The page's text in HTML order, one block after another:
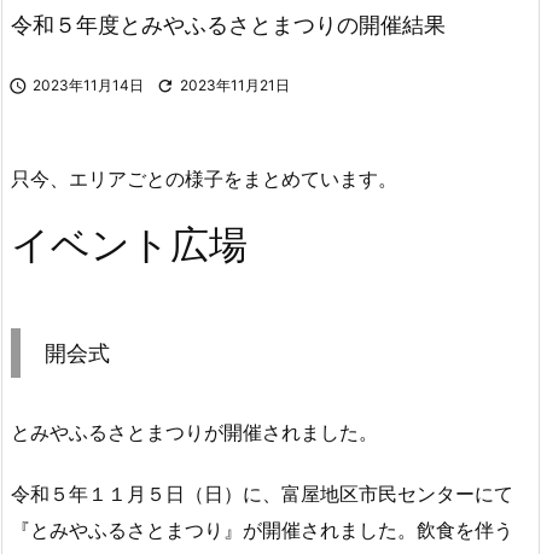
令和５年度とみやふるさとまつりの開催結果
 2023年11月14日  2023年11月21日
只今、エリアごとの様子をまとめています。
イベント広場
開会式
とみやふるさとまつりが開催されました。
令和５年１１月５日（日）に、富屋地区市民センターにて
『とみやふるさとまつり』が開催されました。飲食を伴う